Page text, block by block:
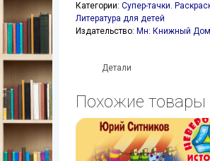
Категории: Супер-тачки.
Литература для детей
Издательство: Мн: Книжный Дом
Детали
Похожие товары